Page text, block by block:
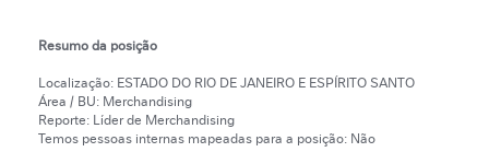
Resumo da posição
Localização: ESTADO DO RIO DE JANEIRO E ESPÍRITO SANTO
Área / BU: Merchandising
Reporte: Líder de Merchandising
Temos pessoas internas mapeadas para a posição: Não